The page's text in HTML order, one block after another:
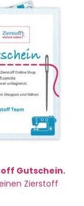
Gutschein.
Zierstoff